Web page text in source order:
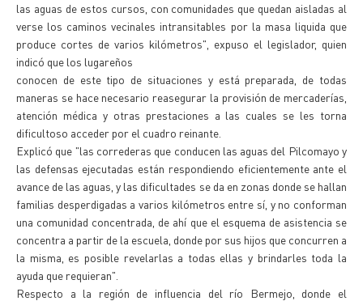
las aguas de estos cursos, con comunidades que quedan aisladas al
verse los caminos vecinales intransitables por la masa liquida que
produce cortes de varios kilómetros", expuso el legislador, quien
indicó que los lugareños
conocen de este tipo de situaciones y está preparada, de todas
maneras se hace necesario reasegurar la provisión de mercaderías,
atención médica y otras prestaciones a las cuales se les torna
dificultoso acceder por el cuadro reinante.
Explicó que "las correderas que conducen las aguas del Pilcomayo y
las defensas ejecutadas están respondiendo eficientemente ante el
avance de las aguas, y las dificultades se da en zonas donde se hallan
familias desperdigadas a varios kilómetros entre sí, y no conforman
una comunidad concentrada, de ahí que el esquema de asistencia se
concentra a partir de la escuela, donde por sus hijos que concurren a
la misma, es posible revelarlas a todas ellas y brindarles toda la
ayuda que requieran".
Respecto a la región de influencia del río Bermejo, donde el